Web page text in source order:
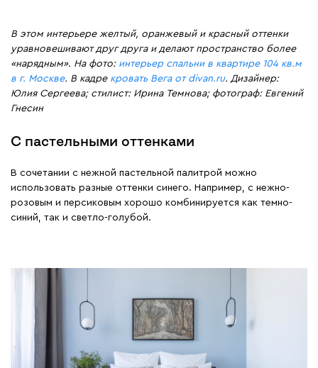
В этом интерьере желтый, оранжевый и красный оттенки
уравновешивают друг друга и делают пространство более
«нарядным». На фото: интерьер спальни в квартире 104 кв.м
в г. Москве. В кадре кровать Вега от divan.ru. Дизайнер:
Юлия Сергеева; стилист: Ирина Темнова; фотограф: Евгений
Гнесин
С пастельными оттенками
В сочетании с нежной пастельной палитрой можно
использовать разные оттенки синего. Например, с нежно-
розовым и персиковым хорошо комбинируется как темно-
синий, так и светло-голубой.